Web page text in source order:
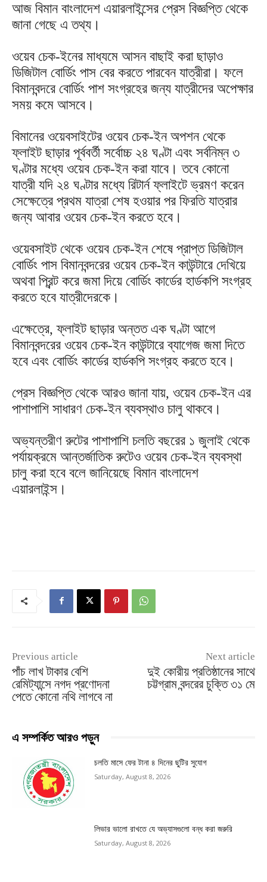
আজ বিমান বাংলাদেশ এয়ারলাইন্সের প্রেস বিজ্ঞপ্তি থেকে
জানা গেছে এ তথ্য।
ওয়েব চেক-ইনের মাধ্যমে আসন বাছাই করা ছাড়াও
ডিজিটাল বোর্ডিং পাস বের করতে পারবেন যাত্রীরা। ফলে
বিমানবন্দরে বোর্ডিং পাশ সংগ্রহের জন্য যাত্রীদের অপেক্ষার
সময় কমে আসবে।
বিমানের ওয়েবসাইটের ওয়েব চেক-ইন অপশন থেকে
ফ্লাইট ছাড়ার পূর্ববর্তী সর্বোচ্চ ২৪ ঘণ্টা এবং সর্বনিম্ন ৩
ঘণ্টার মধ্যে ওয়েব চেক-ইন করা যাবে। তবে কোনো
যাত্রী যদি ২৪ ঘণ্টার মধ্যে রিটার্ন ফ্লাইটে ভ্রমণ করেন
সেক্ষেত্রে প্রথম যাত্রা শেষ হওয়ার পর ফিরতি যাত্রার
জন্য আবার ওয়েব চেক-ইন করতে হবে।
ওয়েবসাইট থেকে ওয়েব চেক-ইন শেষে প্রাপ্ত ডিজিটাল
বোর্ডিং পাস বিমানবন্দরের ওয়েব চেক-ইন কাউন্টারে দেখিয়ে
অথবা প্রিন্ট করে জমা দিয়ে বোর্ডিং কার্ডের হার্ডকপি সংগ্রহ
করতে হবে যাত্রীদেরকে।
এক্ষেত্রে, ফ্লাইট ছাড়ার অন্তত এক ঘণ্টা আগে
বিমানবন্দরের ওয়েব চেক-ইন কাউন্টারে ব্যাগেজ জমা দিতে
হবে এবং বোর্ডিং কার্ডের হার্ডকপি সংগ্রহ করতে হবে।
প্রেস বিজ্ঞপ্তি থেকে আরও জানা যায়, ওয়েব চেক-ইন এর
পাশাপাশি সাধারণ চেক-ইন ব্যবস্থাও চালু থাকবে।
অভ্যন্তরীণ রুটের পাশাপাশি চলতি বছরের ১ জুলাই থেকে
পর্যায়ক্রমে আন্তর্জাতিক রুটেও ওয়েব চেক-ইন ব্যবস্থা
চালু করা হবে বলে জানিয়েছে বিমান বাংলাদেশ
এয়ারলাইন্স।
Previous article
পাঁচ লাখ টাকার বেশি
রেমিট্যান্সে নগদ প্রণোদনা
পেতে কোনো নথি লাগবে না
Next article
দুই কোরীয় প্রতিষ্ঠানের সাথে
চট্টগ্রাম বন্দরের চুক্তি ৩১ মে
এ সম্পর্কিত আরও পড়ুন
চলতি মাসে ফের টানা ৪ দিনের ছুটির সুযোগ
Saturday, August 8, 2026
লিভার ভালো রাখতে যে অভ্যাসগুলো বন্ধ করা জরুরি
Saturday, August 8, 2026